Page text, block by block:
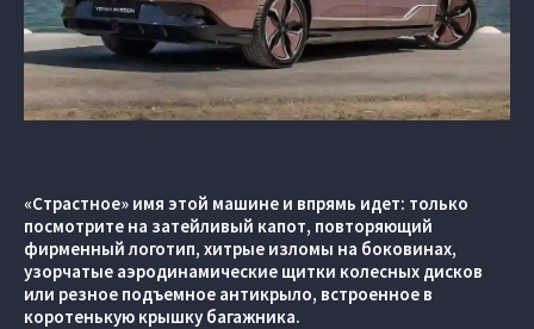
«Страстное» имя этой машине и впрямь идет: только
посмотрите на затейливый капот, повторяющий
фирменный логотип, хитрые изломы на боковинах,
узорчатые аэродинамические щитки колесных дисков
или резное подъемное антикрыло, встроенное в
коротенькую крышку багажника.